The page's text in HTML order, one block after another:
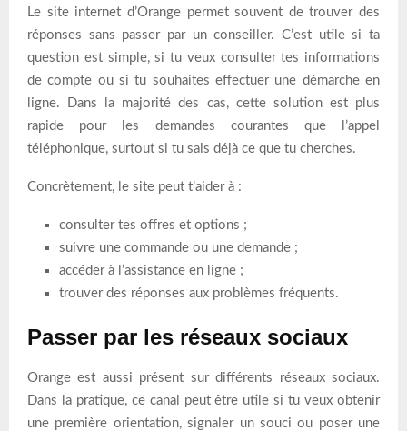
Le site internet d’Orange permet souvent de trouver des
réponses sans passer par un conseiller. C’est utile si ta
question est simple, si tu veux consulter tes informations
de compte ou si tu souhaites effectuer une démarche en
ligne. Dans la majorité des cas, cette solution est plus
rapide pour les demandes courantes que l’appel
téléphonique, surtout si tu sais déjà ce que tu cherches.
Concrètement, le site peut t’aider à :
consulter tes offres et options ;
suivre une commande ou une demande ;
accéder à l’assistance en ligne ;
trouver des réponses aux problèmes fréquents.
Passer par les réseaux sociaux
Orange est aussi présent sur différents réseaux sociaux.
Dans la pratique, ce canal peut être utile si tu veux obtenir
une première orientation, signaler un souci ou poser une